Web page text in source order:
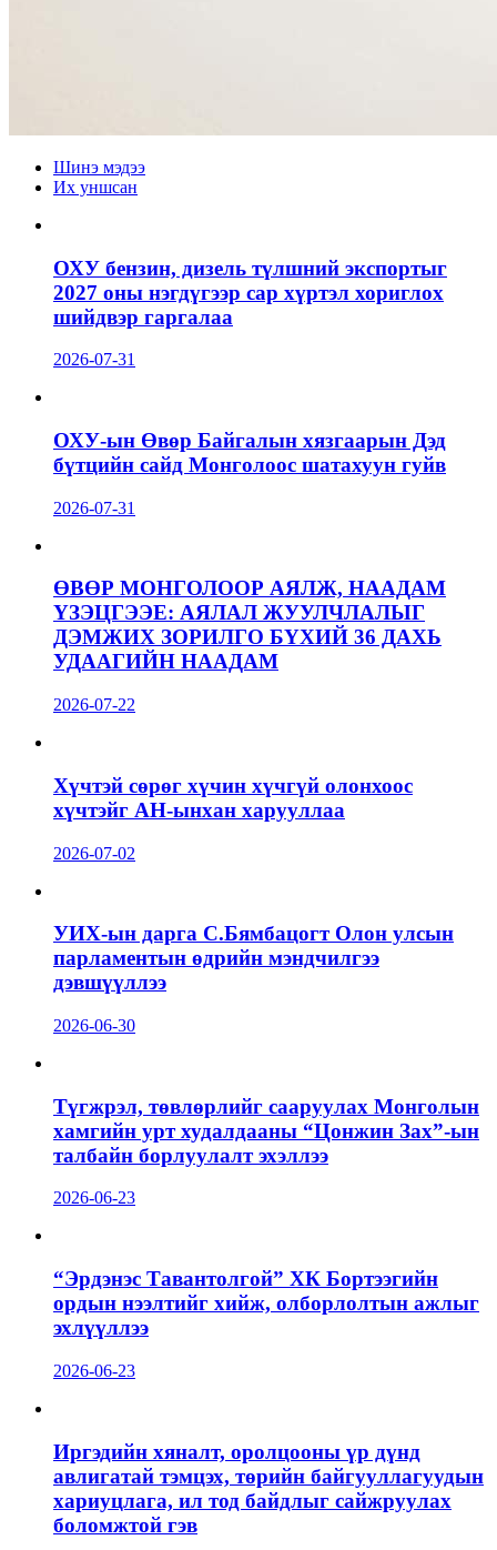
Шинэ мэдээ
Их уншсан
ОХУ бензин, дизель түлшний экспортыг
2027 оны нэгдүгээр сар хүртэл хориглох
шийдвэр гаргалаа
2026-07-31
ОХУ-ын Өвөр Байгалын хязгаарын Дэд
бүтцийн сайд Монголоос шатахуун гуйв
2026-07-31
ӨВӨР МОНГОЛООР АЯЛЖ, НААДАМ
ҮЗЭЦГЭЭЕ: АЯЛАЛ ЖУУЛЧЛАЛЫГ
ДЭМЖИХ ЗОРИЛГО БҮХИЙ 36 ДАХЬ
УДААГИЙН НААДАМ
2026-07-22
Хүчтэй сөрөг хүчин хүчгүй олонхоос
хүчтэйг АН-ынхан харууллаа
2026-07-02
УИХ-ын дарга С.Бямбацогт Олон улсын
парламентын өдрийн мэндчилгээ
дэвшүүллээ
2026-06-30
Түгжрэл, төвлөрлийг сааруулах Монголын
хамгийн урт худалдааны “Цонжин Зах”-ын
талбайн борлуулалт эхэллээ
2026-06-23
“Эрдэнэс Тавантолгой” ХК Бортээгийн
ордын нээлтийг хийж, олборлолтын ажлыг
эхлүүллээ
2026-06-23
Иргэдийн хяналт, оролцооны үр дүнд
авлигатай тэмцэх, төрийн байгууллагуудын
хариуцлага, ил тод байдлыг сайжруулах
боломжтой гэв